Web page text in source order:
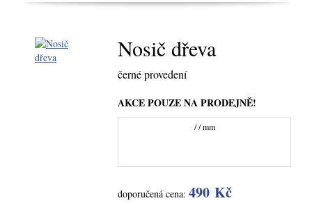
Nosič dřeva
černé provedení
AKCE POUZE NA PRODEJNĚ!
/ / mm
doporučená cena:490 Kč